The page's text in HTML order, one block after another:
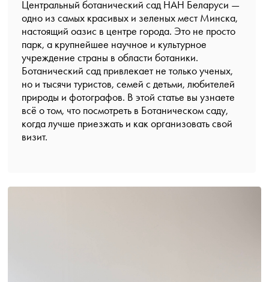
Центральный ботанический сад НАН Беларуси —
одно из самых красивых и зеленых мест Минска,
настоящий оазис в центре города. Это не просто
парк, а крупнейшее научное и культурное
учреждение страны в области ботаники.
Ботанический сад привлекает не только ученых,
но и тысячи туристов, семей с детьми, любителей
природы и фотографов. В этой статье вы узнаете
всё о том, что посмотреть в Ботаническом саду,
когда лучше приезжать и как организовать свой
визит.